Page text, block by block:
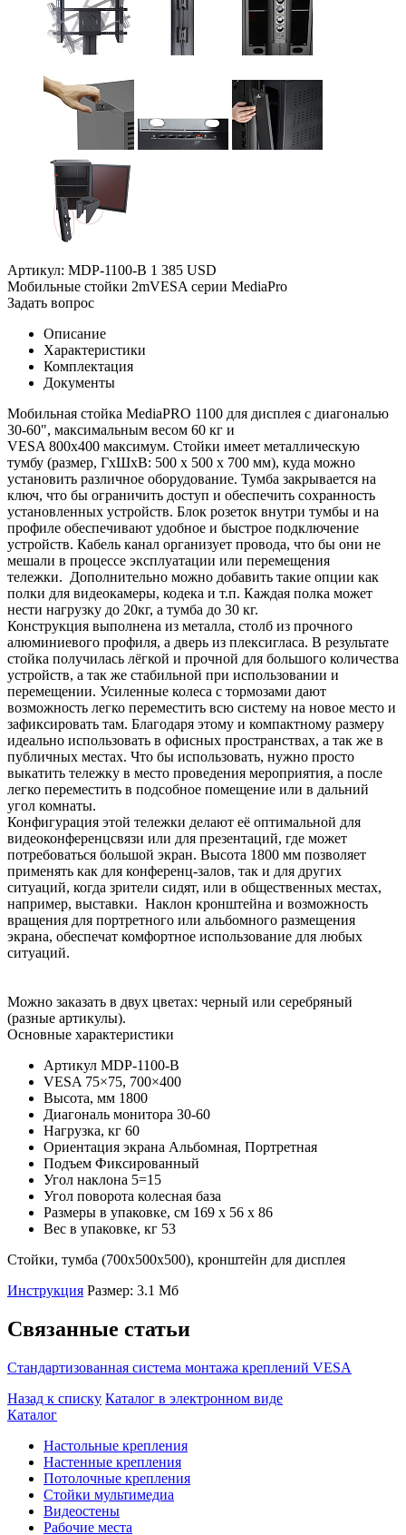
Артикул: MDP-1100-B 1 385 USD
Мобильные стойки 2mVESA серии MediaPro
Задать вопрос
Описание
Характеристики
Комплектация
Документы
Мобильная стойка MediaPRO 1100 для дисплея с диагональю
30-60", максимальным весом 60 кг и
VESA 800x400 максимум. Стойки имеет металлическую
тумбу (размер, ГхШхВ: 500 х 500 х 700 мм), куда можно
установить различное оборудование. Тумба закрывается на
ключ, что бы ограничить доступ и обеспечить сохранность
установленных устройств. Блок розеток внутри тумбы и на
профиле обеспечивают удобное и быстрое подключение
устройств. Кабель канал организует провода, что бы они не
мешали в процессе эксплуатации или перемещения
тележки. Дополнительно можно добавить такие опции как
полки для видеокамеры, кодека и т.п. Каждая полка может
нести нагрузку до 20кг, а тумба до 30 кг.
Конструкция выполнена из металла, столб из прочного
алюминиевого профиля, а дверь из плексигласа. В результате
стойка получилась лёгкой и прочной для большого количества
устройств, а так же стабильной при использовании и
перемещении. Усиленные колеса с тормозами дают
возможность легко переместить всю систему на новое место и
зафиксировать там. Благодаря этому и компактному размеру
идеально использовать в офисных пространствах, а так же в
публичных местах. Что бы использовать, нужно просто
выкатить тележку в место проведения мероприятия, а после
легко переместить в подсобное помещение или в дальний
угол комнаты.
Конфигурация этой тележки делают её оптимальной для
видеоконференцсвязи или для презентаций, где может
потребоваться большой экран. Высота 1800 мм позволяет
применять как для конференц-залов, так и для других
ситуаций, когда зрители сидят, или в общественных местах,
например, выставки. Наклон кронштейна и возможность
вращения для портретного или альбомного размещения
экрана, обеспечат комфортное использование для любых
ситуаций.
Можно заказать в двух цветах: черный или серебряный
(разные артикулы).
Основные характеристики
Артикул MDP-1100-B
VESA 75×75, 700×400
Высота, мм 1800
Диагональ монитора 30-60
Нагрузка, кг 60
Ориентация экрана Альбомная, Портретная
Подъем Фиксированный
Угол наклона 5=15
Угол поворота колесная база
Размеры в упаковке, см 169 x 56 x 86
Вес в упаковке, кг 53
Стойки, тумба (700х500х500), кронштейн для дисплея
Инструкция Размер: 3.1 Мб
Связанные статьи
Стандартизованная система монтажа креплений VESA
Назад к списку Каталог в электронном виде
Каталог
Настольные крепления
Настенные крепления
Потолочные крепления
Стойки мультимедиа
Видеостены
Рабочие места